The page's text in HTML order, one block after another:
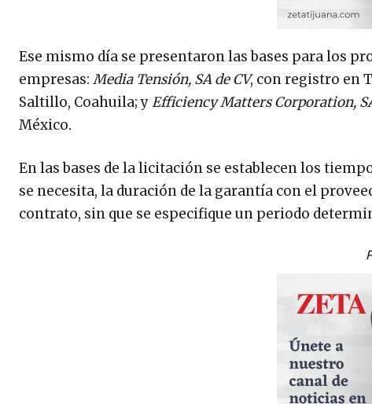
Ese mismo día se presentaron las bases para los
empresas: Media Tensión, SA de CV, con registro en
Saltillo, Coahuila; yEfficiency Matters Corporation,
México.
En las bases de la licitación se establecen los
se necesita, la duración de la garantía con el
contrato, sin que se especifique un periodo